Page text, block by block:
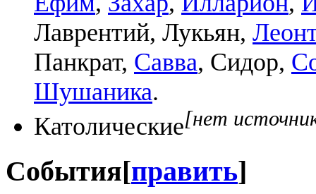
Лаврентий, Лукьян,
Панкрат, Савва, Сидор,
Шушаника.
Католические[нет
События[править]